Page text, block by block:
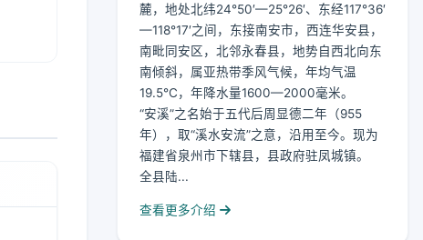
麓，地处北纬24°50′—25°26′、东经117°36′
—118°17′之间，东接南安市，西连华安县，
南毗同安区，北邻永春县，地势自西北向东
南倾斜，属亚热带季风气候，年均气温
19.5℃，年降水量1600—2000毫米。
“安溪”之名始于五代后周显德二年（955
年），取“溪水安流”之意，沿用至今。现为
福建省泉州市下辖县，县政府驻凤城镇。
全县陆...
查看更多介绍